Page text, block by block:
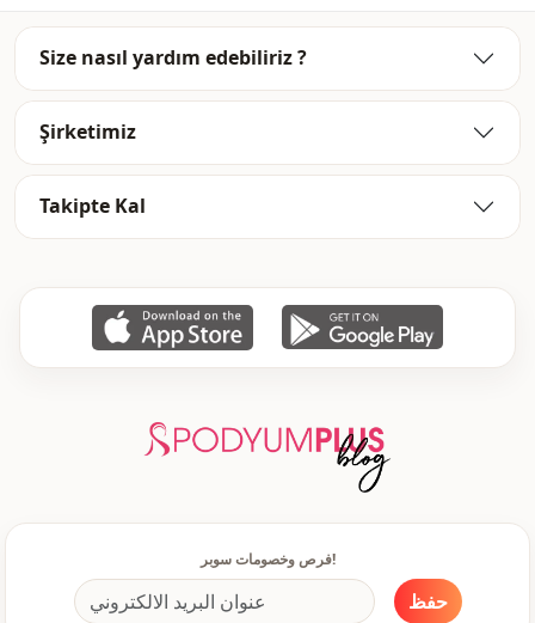
Size nasıl yardım edebiliriz ?
Şirketimiz
Takipte Kal
فرص وخصومات سوبر!
حفظ